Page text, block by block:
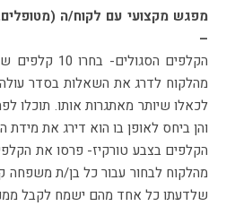
מפגש מקצועי עם לקוח/ה
–
הקלפים
מהלקוח לדרג את השאלות בסדר
לכאלו שיותר מאתגרות אותו. תוכלו
והן ביחס לאופן בו הוא דירג את מידת
הקלפים בצבע טורקיז- פרסו את
מהלקוח לבחור עבור כל בן/ת
שלדעתו כל אחד מהם ישמח לקבל